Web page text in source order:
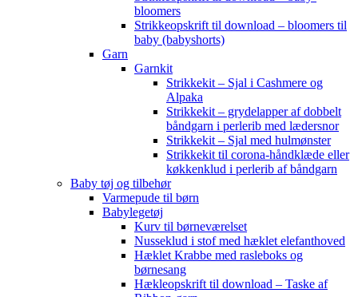
bloomers
Strikkeopskrift til download – bloomers til
baby (babyshorts)
Garn
Garnkit
Strikkekit – Sjal i Cashmere og
Alpaka
Strikkekit – grydelapper af dobbelt
båndgarn i perlerib med lædersnor
Strikkekit – Sjal med hulmønster
Strikkekit til corona-håndklæde eller
køkkenklud i perlerib af båndgarn
Baby tøj og tilbehør
Varmepude til børn
Babylegetøj
Kurv til børneværelset
Nusseklud i stof med hæklet elefanthoved
Hæklet Krabbe med rasleboks og
børnesang
Hækleopskrift til download – Taske af